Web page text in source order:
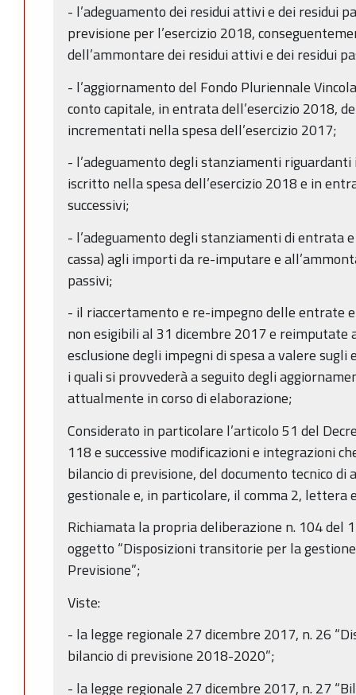
- l’adeguamento dei residui attivi e dei residui
previsione per l’esercizio 2018,
dell’ammontare dei residui attivi e dei residui
- l’aggiornamento del Fondo Pluriennale
conto capitale, in entrata dell’esercizio 2018,
incrementati nella spesa dell’esercizio 2017;
- l’adeguamento degli stanziamenti
iscritto nella spesa dell’esercizio 2018 e in
successivi;
- l’adeguamento degli stanziamenti di entrata
cassa) agli importi da re-imputare e
passivi;
- il riaccertamento e re-impegno delle entrate
non esigibili al 31 dicembre 2017 e reimputate
esclusione degli impegni di spesa a valere sugli
i quali si provvederà a seguito degli
attualmente in corso di elaborazione;
Considerato in particolare l’articolo 51 del
118 e successive modificazioni e integrazioni
bilancio di previsione, del documento tecnico di
gestionale e, in particolare, il comma 2, lettera
Richiamata la propria deliberazione n. 104 del
oggetto “Disposizioni transitorie per la
Previsione”;
Viste:
- la legge regionale 27 dicembre 2017, n. 26
bilancio di previsione 2018-2020”;
- la legge regionale 27 dicembre 2017, n. 27